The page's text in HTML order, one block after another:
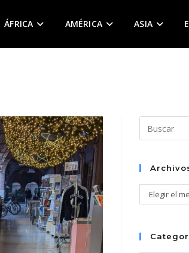
ÁFRICA AMÉRICA ASIA
Archivos
Elegir el